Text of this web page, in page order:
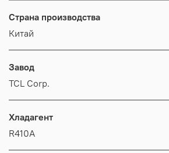
Страна производства
Китай
Завод
TCL Corp.
Хладагент
R410A